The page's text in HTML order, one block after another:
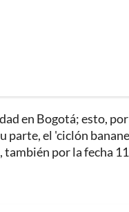
en Bogotá; esto,
parte, el 'ciclón
también por la fecha